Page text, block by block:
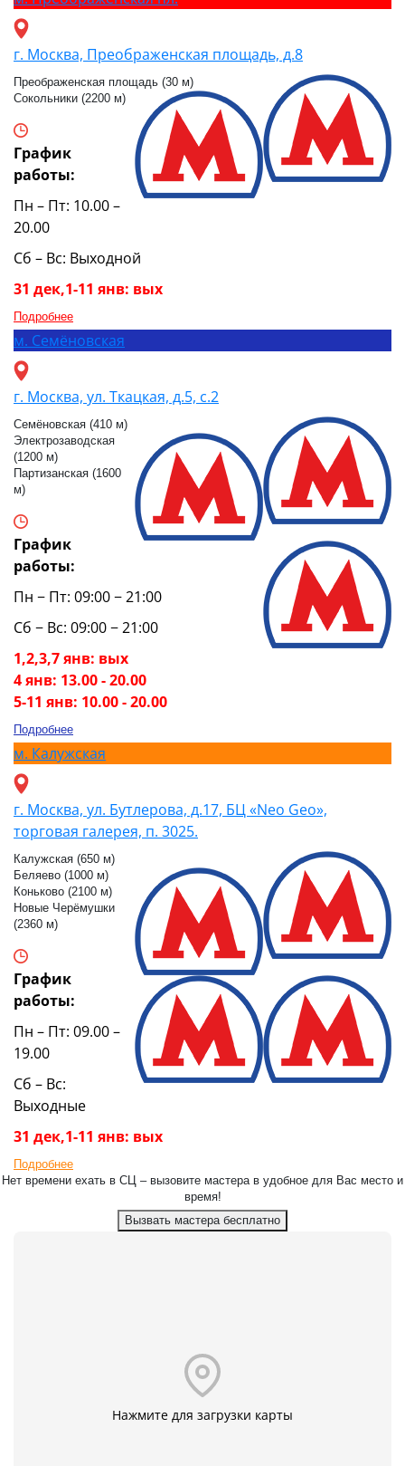
г. Москва, Преображенская площадь, д.8
Преображенская площадь (30 м)
Сокольники (2200 м)
График
работы:
Пн – Пт: 10.00 –
20.00
Сб – Вс: Выходной
31 дек,1-11 янв: вых
Подробнее
м. Семёновская
г. Москва, ул. Ткацкая, д.5, с.2
Семёновская (410 м)
Электрозаводская
(1200 м)
Партизанская (1600
м)
График
работы:
Пн − Пт: 09:00 − 21:00
Сб − Вс: 09:00 − 21:00
1,2,3,7 янв: вых
4 янв: 13.00 - 20.00
5-11 янв: 10.00 - 20.00
Подробнее
м. Калужская
г. Москва, ул. Бутлерова, д.17, БЦ «Neo Geo»,
торговая галерея, п. 3025.
Калужская (650 м)
Беляево (1000 м)
Коньково (2100 м)
Новые Черёмушки
(2360 м)
График
работы:
Пн – Пт: 09.00 –
19.00
Сб – Вс:
Выходные
31 дек,1-11 янв: вых
Подробнее
Нет времени ехать в СЦ – вызовите мастера в удобное для Вас место и
время!
Вызвать мастера бесплатно
Нажмите для загрузки карты